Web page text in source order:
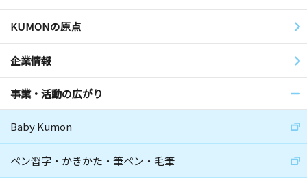
KUMONの原点
企業情報
事業・活動の広がり
Baby Kumon
ペン習字・かきかた・筆ペン・毛筆